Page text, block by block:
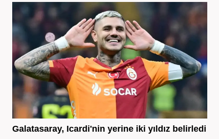
Galatasaray, Icardi'nin yerine iki yıldız belirledi